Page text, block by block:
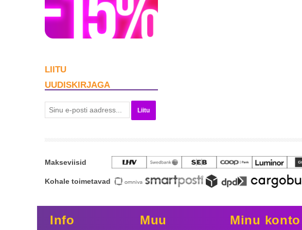
LIITU
UUDISKIRJAGA
Liitu
Makseviisid
Kohale toimetavad
Info Muu Minu konto